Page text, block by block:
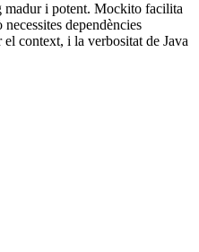
madur i potent. Mockito facilita
dependències
context, i la verbositat de Java